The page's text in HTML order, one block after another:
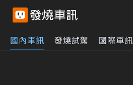
國內車訊 發燒試駕 國際車訊